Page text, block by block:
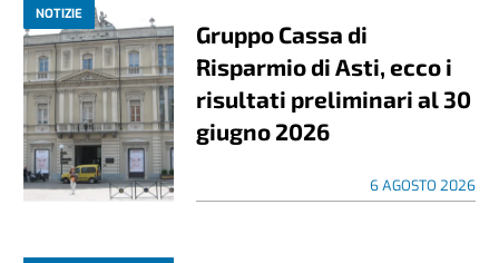
NOTIZIE
Gruppo Cassa di
Risparmio di Asti, ecco i
risultati preliminari al 30
giugno 2026
6 AGOSTO 2026